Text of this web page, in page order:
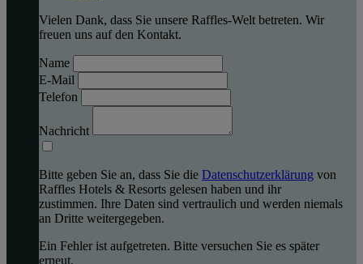
Vielen Dank, dass Sie unsere Raffles-Welt betreten. Wir
freuen uns auf den Kontakt.
Name
E-Mail
Telefon
Nachricht
Bitte geben Sie an, dass Sie die Datenschutzerklärung von
Raffles Hotels & Resorts gelesen haben und ihr
zustimmen. Ihre Daten sind vertraulich und werden niemals
an Dritte weitergegeben.
Ein Fehler ist aufgetreten. Bitte versuchen Sie es später
erneut.